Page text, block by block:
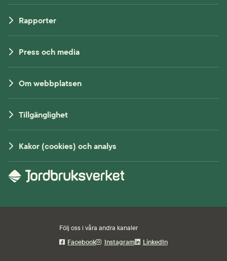
Rapporter
Press och media
Om webbplatsen
Tillgänglighet
Kakor (cookies) och analys
Följ oss i våra andra kanaler
Facebook
Instagram LinkedIn